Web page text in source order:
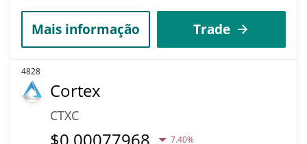
Mais informação Trade
4828
Cortex
CTXC
$0.00077968 7.40%